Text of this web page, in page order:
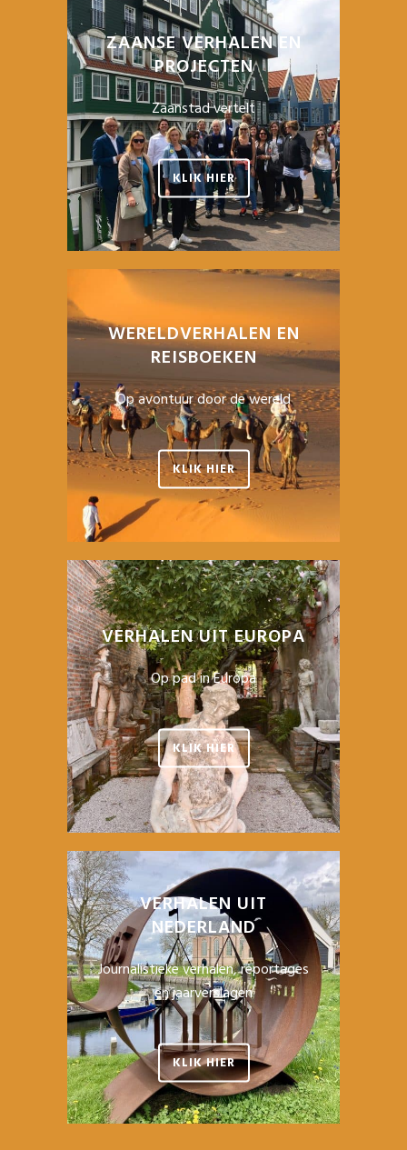
ZAANSE VERHALEN EN
PROJECTEN
Zaanstad vertelt
KLIK HIER
WERELDVERHALEN EN
REISBOEKEN
Op avontuur door de wereld
KLIK HIER
VERHALEN UIT EUROPA
Op pad in Europa
KLIK HIER
VERHALEN UIT
NEDERLAND
Journalistieke verhalen, reportages
en jaarverslagen
KLIK HIER